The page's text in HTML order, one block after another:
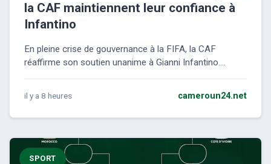
la CAF maintiennent leur confiance à
Infantino
En pleine crise de gouvernance à la FIFA, la CAF
réaffirme son soutien unanime à Gianni Infantino....
il y a 8 heures cameroun24.net
SPORT